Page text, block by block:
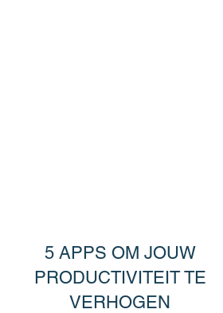
5 APPS OM JOUW
PRODUCTIVITEIT TE
VERHOGEN